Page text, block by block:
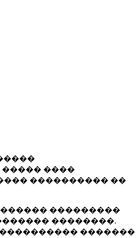
����
���������� ��
���������
��������.
�������